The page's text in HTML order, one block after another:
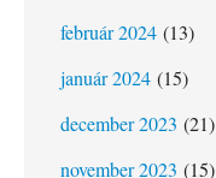
február 2024 (13)
január 2024 (15)
december 2023 (21)
november 2023 (15)